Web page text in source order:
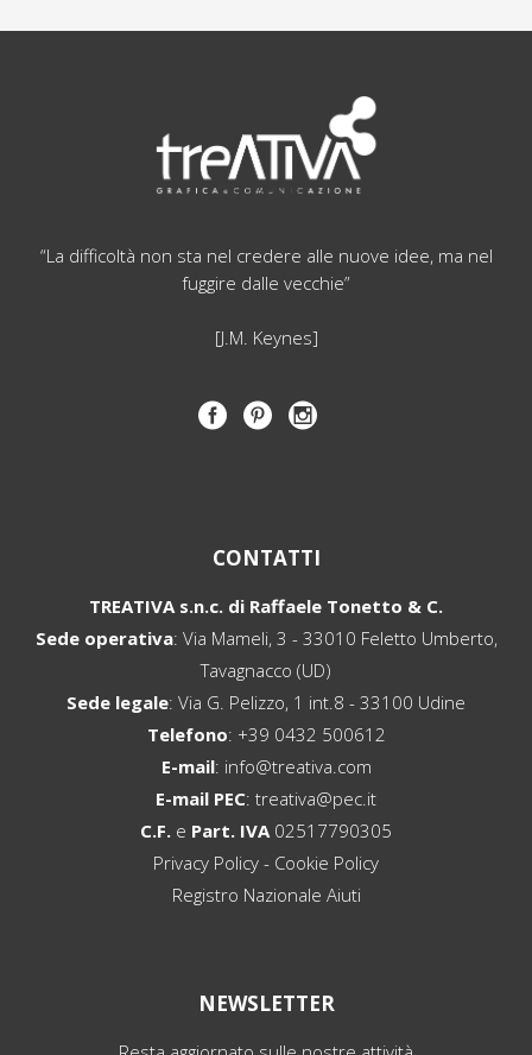
“La difficoltà non sta nel credere alle nuove idee, ma nel
fuggire dalle vecchie”
[J.M. Keynes]
CONTATTI
TREATIVA s.n.c. di Raffaele Tonetto & C.
Sede operativa: Via Mameli, 3 - 33010 Feletto Umberto,
Tavagnacco (UD)
Sede legale: Via G. Pelizzo, 1 int.8 - 33100 Udine
Telefono: +39 0432 500612
E-mail: info@treativa.com
E-mail PEC: treativa@pec.it
C.F. e Part. IVA 02517790305
Privacy Policy - Cookie Policy
Registro Nazionale Aiuti
NEWSLETTER